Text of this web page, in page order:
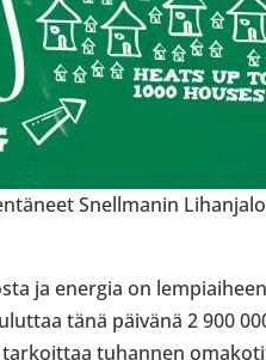
Snell­ma­nin
ja energia on
tänä päivänä 2 900
tuhan­nen